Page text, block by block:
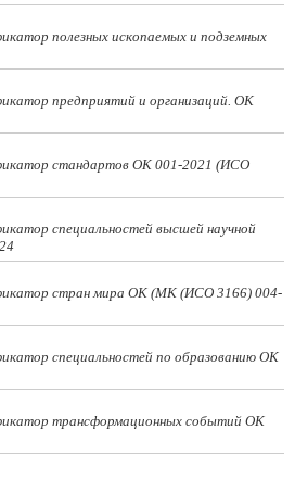
полезных ископаемых и подземных
предприятий и организаций. ОК
стандартов ОК 001-2021 (ИСО
специальностей высшей научной
стран мира ОК (МК (ИСО 3166) 004-
специальностей по образованию ОК
трансформационных событий ОК